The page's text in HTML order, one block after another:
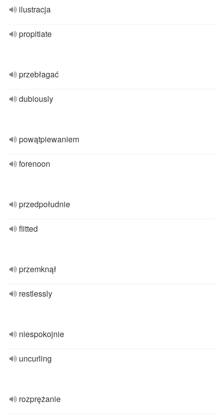
ilustracja
propitiate
przebłagać
dubiously
powątpiewaniem
forenoon
przedpołudnie
flitted
przemknął
restlessly
niespokojnie
uncurling
rozprężanie